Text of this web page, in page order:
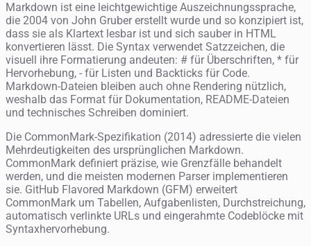
Markdown ist eine leichtgewichtige Auszeichnungssprache,
die 2004 von John Gruber erstellt wurde und so konzipiert ist,
dass sie als Klartext lesbar ist und sich sauber in HTML
konvertieren lässt. Die Syntax verwendet Satzzeichen, die
visuell ihre Formatierung andeuten: # für Überschriften, * für
Hervorhebung, - für Listen und Backticks für Code.
Markdown-Dateien bleiben auch ohne Rendering nützlich,
weshalb das Format für Dokumentation, README-Dateien
und technisches Schreiben dominiert.
Die CommonMark-Spezifikation (2014) adressierte die vielen
Mehrdeutigkeiten des ursprünglichen Markdown.
CommonMark definiert präzise, wie Grenzfälle behandelt
werden, und die meisten modernen Parser implementieren
sie. GitHub Flavored Markdown (GFM) erweitert
CommonMark um Tabellen, Aufgabenlisten, Durchstreichung,
automatisch verlinkte URLs und eingerahmte Codeblöcke mit
Syntaxhervorhebung.